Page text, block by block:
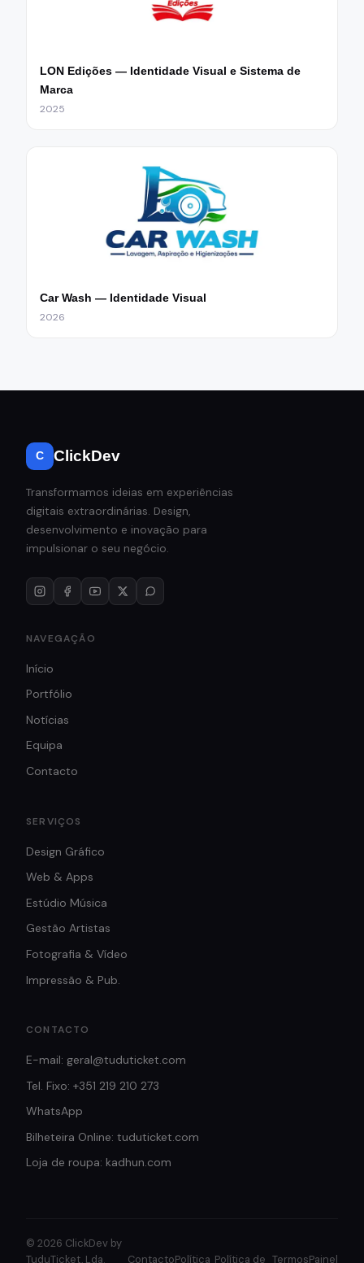
LON Edições — Identidade Visual e Sistema de
Marca
2025
Car Wash — Identidade Visual
2026
C ClickDev
Transformamos ideias em experiências
digitais extraordinárias. Design,
desenvolvimento e inovação para
impulsionar o seu negócio.
NAVEGAÇÃO
Início
Portfólio
Notícias
Equipa
Contacto
SERVIÇOS
Design Gráfico
Web & Apps
Estúdio Música
Gestão Artistas
Fotografia & Vídeo
Impressão & Pub.
CONTACTO
E-mail: geral@tuduticket.com
Tel. Fixo: +351 219 210 273
WhatsApp
Bilheteira Online: tuduticket.com
Loja de roupa: kadhun.com
© 2026 ClickDev by
TuduTicket, Lda.
ContactoPolítica Política de TermosPainel